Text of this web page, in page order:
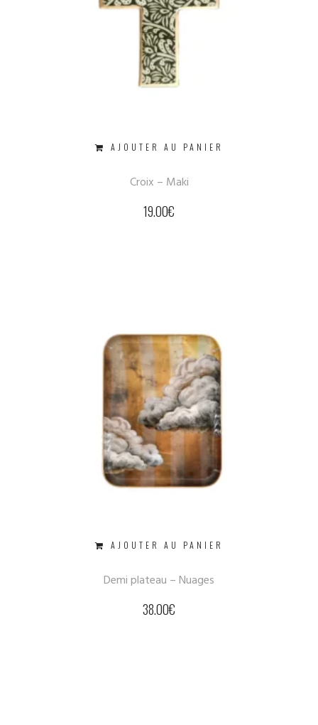
AJOUTER AU PANIER
Croix – Maki
19.00€
AJOUTER AU PANIER
Demi plateau – Nuages
38.00€